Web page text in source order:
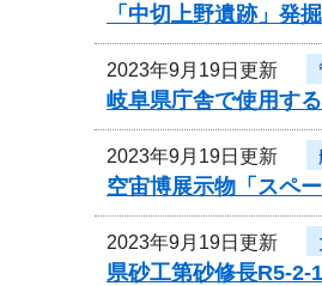
「中切上野遺跡」発
2023年9月19日更新
岐阜県庁舎で使用す
2023年9月19日更新
空宙博展示物「スペ
2023年9月19日更新
県砂工第砂修長R5-